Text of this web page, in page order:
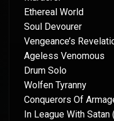
Ethereal World
Soul Devourer
Vengeance’s
Ageless Venomous
Drum Solo
Wolfen Tyranny
Conquerors Of
In League With